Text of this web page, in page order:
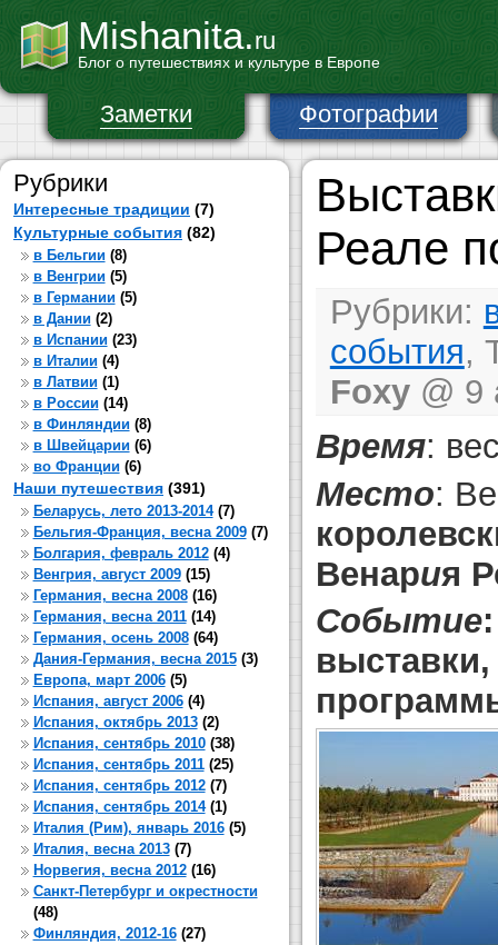
Mishanita.ru
Блог о путешествиях и культуре в Европе
Заметки Фотографии
Рубрики
Интересные традиции (7)
Культурные события (82)
в Бельгии(8)
в Венгрии(5)
в Германии(5)
в Дании(2)
в Испании(23)
в Италии(4)
в Латвии(1)
в России(14)
в Финляндии(8)
в Швейцарии(6)
во Франции(6)
Наши путешествия (391)
Беларусь, лето 2013-2014(7)
Бельгия-Франция, весна 2009(7)
Болгария, февраль 2012(4)
Венгрия, август 2009(15)
Германия, весна 2008(16)
Германия, весна 2011(14)
Германия, осень 2008(64)
Дания-Германия, весна 2015(3)
Европа, март 2006(5)
Испания, август 2006(4)
Испания, октябрь 2013(2)
Испания, сентябрь 2010(38)
Испания, сентябрь 2011(25)
Испания, сентябрь 2012(7)
Испания, сентябрь 2014(1)
Италия (Рим), январь 2016(5)
Италия, весна 2013(7)
Норвегия, весна 2012(16)
Санкт-Петербург и окрестности
(48)
Финляндия, 2012-16(27)
Реале
Рубрики:
события,
Foxy@ 9
Время:
Место:
Венария
Событие